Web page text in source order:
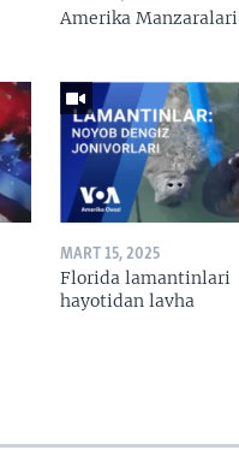
Amerika Manzaralari
MART 15, 2025
Florida lamantinlari
hayotidan lavha